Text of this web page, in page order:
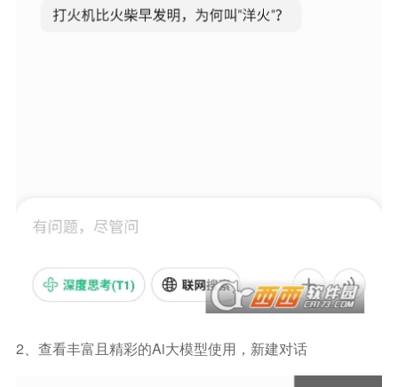
2、查看丰富且精彩的ai大模型使用，新建对话